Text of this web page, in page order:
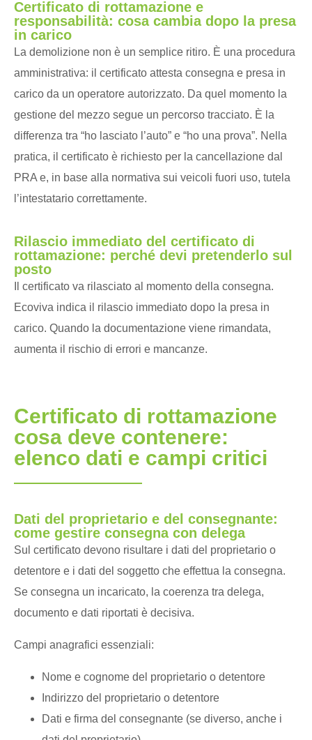
Certificato di rottamazione e
responsabilità: cosa cambia dopo la presa
in carico
La demolizione non è un semplice ritiro. È una procedura
amministrativa: il certificato attesta consegna e presa in
carico da un operatore autorizzato. Da quel momento la
gestione del mezzo segue un percorso tracciato. È la
differenza tra “ho lasciato l’auto” e “ho una prova”. Nella
pratica, il certificato è richiesto per la cancellazione dal
PRA e, in base alla normativa sui veicoli fuori uso, tutela
l’intestatario correttamente.
Rilascio immediato del certificato di
rottamazione: perché devi pretenderlo sul
posto
Il certificato va rilasciato al momento della consegna.
Ecoviva indica il rilascio immediato dopo la presa in
carico. Quando la documentazione viene rimandata,
aumenta il rischio di errori e mancanze.
Certificato di rottamazione
cosa deve contenere:
elenco dati e campi critici
Dati del proprietario e del consegnante:
come gestire consegna con delega
Sul certificato devono risultare i dati del proprietario o
detentore e i dati del soggetto che effettua la consegna.
Se consegna un incaricato, la coerenza tra delega,
documento e dati riportati è decisiva.
Campi anagrafici essenziali:
Nome e cognome del proprietario o detentore
Indirizzo del proprietario o detentore
Dati e firma del consegnante (se diverso, anche i